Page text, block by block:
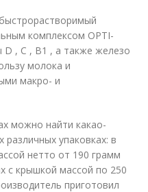
комплексом OPTI-
, С , B1 , а также железо
молока и
макро- и
можно найти какао-
упаковках: в
нетто от 190 грамм
с крышкой массой по 250
приготовил